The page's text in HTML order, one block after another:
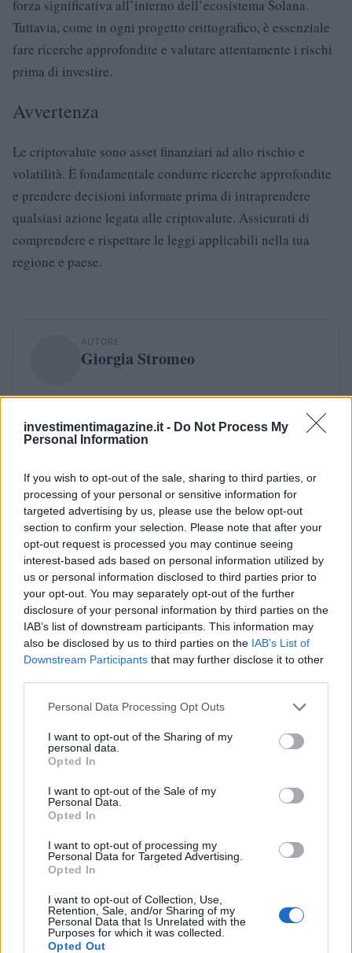
investimentimagazine.it - Do Not Process My
Personal Information
If you wish to opt-out of the sale, sharing to third parties, or
processing of your personal or sensitive information for
targeted advertising by us, please use the below opt-out
section to confirm your selection. Please note that after your
opt-out request is processed you may continue seeing
interest-based ads based on personal information utilized by
us or personal information disclosed to third parties prior to
your opt-out. You may separately opt-out of the further
disclosure of your personal information by third parties on the
IAB’s list of downstream participants. This information may
also be disclosed by us to third parties on the IAB’s List of
Downstream Participants that may further disclose it to other
Please note that this website/app uses one or more Google
not limited to your visit or usage behaviour. You may click to
grant or deny consent to Google and its third-party tags to
use your data for below specified purposes in below Google
consent section.
Personal Data Processing Opt Outs
I want to opt-out of the Sharing of my
personal data.
Opted In
I want to opt-out of the Sale of my
Personal Data.
Opted In
I want to opt-out of processing my
Personal Data for Targeted Advertising.
Opted In
I want to opt-out of Collection, Use,
Retention, Sale, and/or Sharing of my
Personal Data that Is Unrelated with the
Purposes for which it was collected.
Opted Out
forza significativa all’interno dell’ecosistema Solana.
Tuttavia, come in ogni progetto crittografico, è essenziale
fare ricerche approfondite e valutare attentamente i rischi
prima di investire.
Avvertenza
Le criptovalute sono asset finanziari ad alto rischio e
volatilità. È fondamentale condurre ricerche approfondite
e prendere decisioni informate prima di intraprendere
qualsiasi azione legata alle criptovalute. Assicurati di
comprendere e rispettare le leggi applicabili nella tua
regione e paese.
AUTORE
Giorgia Stromeo
Continua a leggere
CRIPTOVALUTE